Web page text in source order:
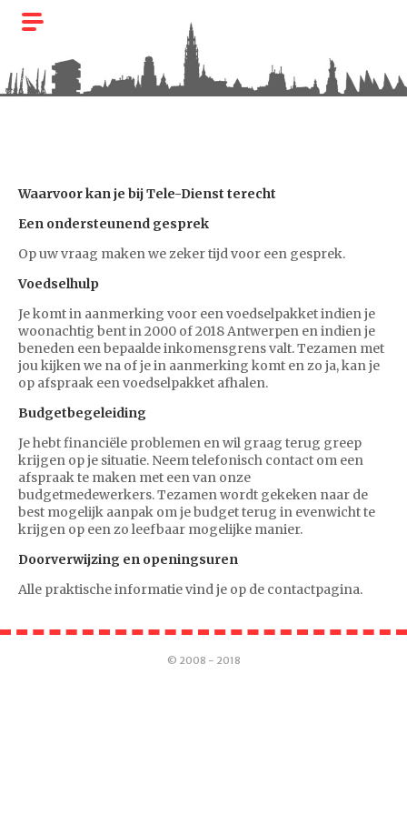
OVER TELE-
GIFTEN
SPONSORS
VRIJWILLIGERS
CONTACT
Waarvoor kan je bij Tele-Dienst terecht
Een ondersteunend gesprek
Op uw vraag maken we zeker tijd voor een gesprek.
Voedselhulp
Je komt in aanmerking voor een voedselpakket indien je
woonachtig bent in 2000 of 2018 Antwerpen en indien je
beneden een bepaalde inkomensgrens valt. Tezamen met
jou kijken we na of je in aanmerking komt en zo ja, kan je
op afspraak een voedselpakket afhalen.
Budgetbegeleiding
Je hebt financiële problemen en wil graag terug greep
krijgen op je situatie. Neem telefonisch contact om een
afspraak te maken met een van onze
budgetmedewerkers. Tezamen wordt gekeken naar de
best mogelijk aanpak om je budget terug in evenwicht te
krijgen op een zo leefbaar mogelijke manier.
Doorverwijzing en openingsuren
Alle praktische informatie vind je op de contactpagina.
© 2008 - 2018